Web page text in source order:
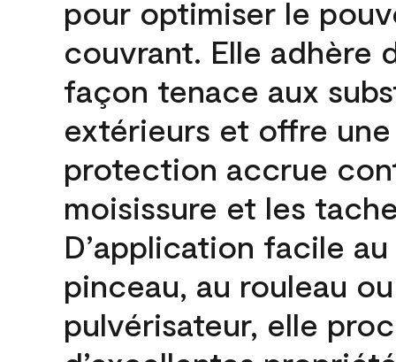
pour optimiser le
couvrant. Elle adhère
façon tenace aux
extérieurs et offre une
protection accrue
moisissure et les
D’application facile au
pinceau, au rouleau
pulvérisateur, elle